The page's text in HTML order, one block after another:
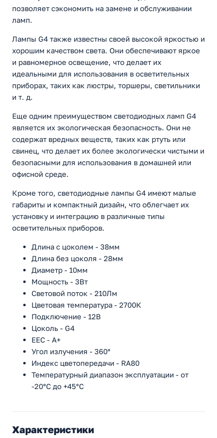
позволяет сэкономить на замене и обслуживании
ламп.
Лампы G4 также известны своей высокой яркостью и
хорошим качеством света. Они обеспечивают яркое
и равномерное освещение, что делает их
идеальными для использования в осветительных
приборах, таких как люстры, торшеры, светильники
и т. д.
Еще одним преимуществом светодиодных ламп G4
является их экологическая безопасность. Они не
содержат вредных веществ, таких как ртуть или
свинец, что делает их более экологически чистыми и
безопасными для использования в домашней или
офисной среде.
Кроме того, светодиодные лампы G4 имеют малые
габариты и компактный дизайн, что облегчает их
установку и интеграцию в различные типы
осветительных приборов.
Длина с цоколем - 38мм
Длина без цоколя - 28мм
Диаметр - 10мм
Мощность - 3Вт
Световой поток - 210Лм
Цветовая температура - 2700К
Подключение - 12В
Цоколь - G4
ЕЕС - А+
Угол излучения - 360°
Индекс цветопередачи - RA80
Температурный диапазон эксплуатации - от
-20°С до +45°С
Характеристики